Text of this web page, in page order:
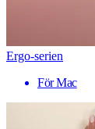
Ergo-serien
För Mac